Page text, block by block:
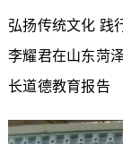
弘扬传统文化 践
李耀君在山东菏
长道德教育报告